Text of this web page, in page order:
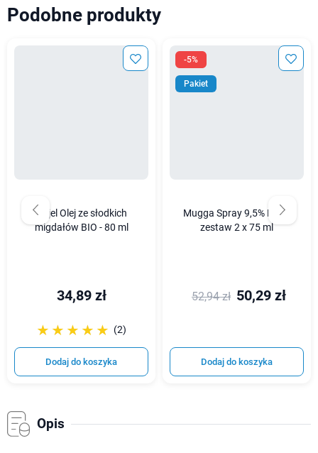
Podobne produkty
Najel Olej ze słodkich
migdałów BIO - 80 ml
34,89 zł
☆☆☆☆☆
★★★★★ (2)
Dodaj do koszyka
-5%
Pakiet
Mugga Spray 9,5% DEET
zestaw 2 x 75 ml
52,94 zł 50,29 zł
Dodaj do koszyka
Opis